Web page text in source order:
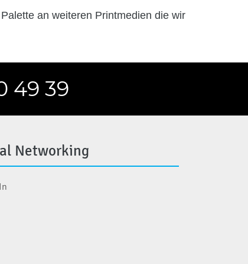
an weiteren Printmedien die wir
49 39
Networking